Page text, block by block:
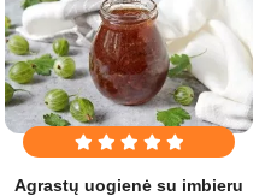
Agrastų uogienė su imbieru